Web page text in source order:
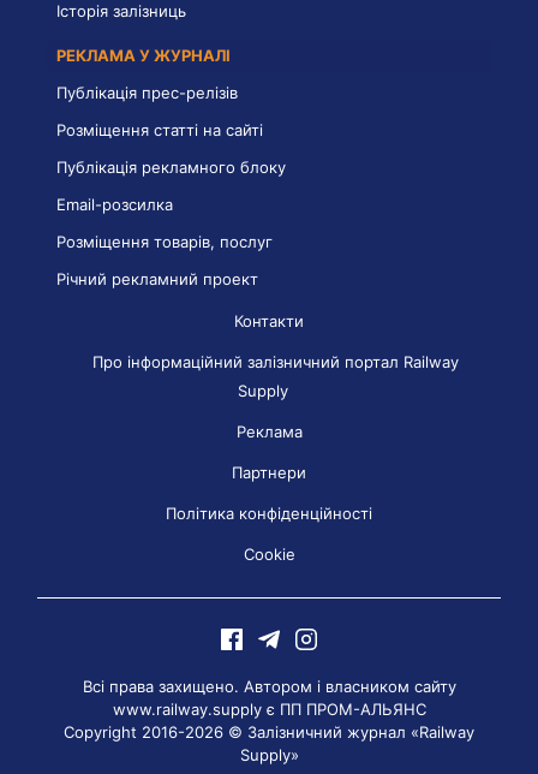
Історія залізниць
РЕКЛАМА У ЖУРНАЛІ
Публікація прес-релізів
Розміщення статті на сайті
Публікація рекламного блоку
Email-розсилка
Розміщення товарів, послуг
Річний рекламний проект
Контакти
Про інформаційний залізничний портал Railway
Supply
Реклама
Партнери
Політика конфіденційності
Cookie
Всі права захищено. Автором і власником сайту
www.railway.supply є ПП ПРОМ-АЛЬЯНС
Copyright 2016-2026 © Залізничний журнал «Railway
Supply»